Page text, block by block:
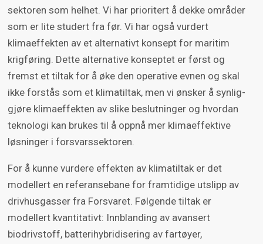
sektoren som helhet. Vi har prioritert å dekke områder
som er lite studert fra før. Vi har også vurdert
klimaeffekten av et alternativt konsept for maritim
krigføring. Dette alternative konseptet er først og
fremst et tiltak for å øke den operative evnen og skal
ikke forstås som et klimatiltak, men vi ønsker å synlig-
gjøre klimaeffekten av slike beslutninger og hvordan
teknologi kan brukes til å oppnå mer klimaeffektive
løsninger i forsvarssektoren.
For å kunne vurdere effekten av klimatiltak er det
modellert en referansebane for framtidige utslipp av
drivhusgasser fra Forsvaret. Følgende tiltak er
modellert kvantitativt: Innblanding av avansert
biodrivstoff, batterihybridisering av fartøyer,